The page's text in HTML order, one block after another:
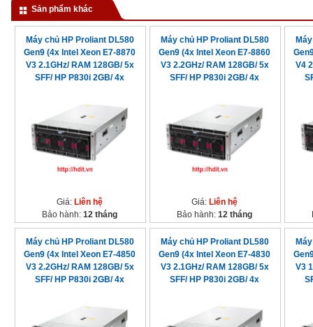
Sản phẩm khác
Máy chủ HP Proliant DL580
Gen9 (4x Intel Xeon E7-8870
V3 2.1GHz/ RAM 128GB/ 5x
SFF/ HP P830i 2GB/ 4x
Giá: Liên hệ
Bảo hành:12 tháng
Máy chủ HP Proliant DL580
Gen9 (4x Intel Xeon E7-8860
V3 2.2GHz/ RAM 128GB/ 5x
SFF/ HP P830i 2GB/ 4x
Giá: Liên hệ
Bảo hành:12 tháng
V4
Máy chủ HP Proliant DL580
Gen9 (4x Intel Xeon E7-4850
V3 2.2GHz/ RAM 128GB/ 5x
SFF/ HP P830i 2GB/ 4x
Máy chủ HP Proliant DL580
Gen9 (4x Intel Xeon E7-4830
V3 2.1GHz/ RAM 128GB/ 5x
SFF/ HP P830i 2GB/ 4x
V3